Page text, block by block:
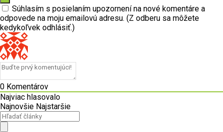
Súhlasím s posielaním upozornení na nové komentáre a
odpovede na moju emailovú adresu. (Z odberu sa môžete
kedykoľvek odhlásiť.)
0 Komentárov
Najviac hlasovalo
Najnovšie Najstaršie